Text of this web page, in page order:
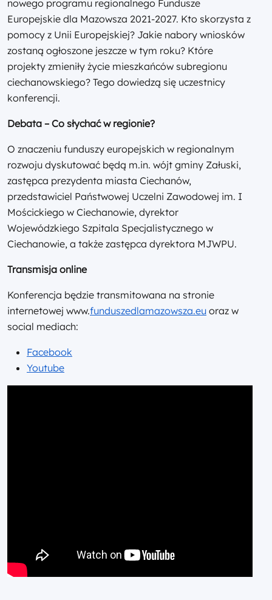
nowego programu regionalnego Fundusze
Europejskie dla Mazowsza 2021-2027. Kto skorzysta z
pomocy z Unii Europejskiej? Jakie nabory wniosków
zostaną ogłoszone jeszcze w tym roku? Które
projekty zmieniły życie mieszkańców subregionu
ciechanowskiego? Tego dowiedzą się uczestnicy
konferencji.
Debata – Co słychać w regionie?
O znaczeniu funduszy europejskich w regionalnym
rozwoju dyskutować będą m.in. wójt gminy Załuski,
zastępca prezydenta miasta Ciechanów,
przedstawiciel Państwowej Uczelni Zawodowej im. I
Mościckiego w Ciechanowie, dyrektor
Wojewódzkiego Szpitala Specjalistycznego w
Ciechanowie, a także zastępca dyrektora MJWPU.
Transmisja online
Konferencja będzie transmitowana na stronie
internetowej www.funduszedlamazowsza.eu oraz w
social mediach:
Facebook
Youtube